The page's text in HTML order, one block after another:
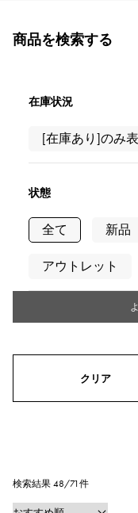
フランク・ミュ
ンタン
オーデマ・ピゲ
CHANEL
ハリー・ウィン
ZENITH
VINTAGE
すべて
ALPHA putite
リッチクロス
アングラー
HIMAWARI
ノンブル認定中
オリジ
商品を検索する
在庫状況
[在庫あり]のみ
状態
全て 新品
アウトレット
タイプ
メンズ レ
長方形（レクタ
クリア
検索結果 48/71件